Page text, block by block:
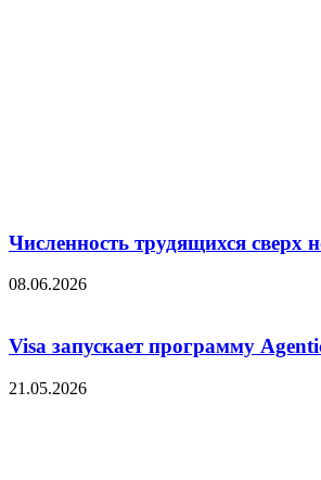
Численность трудящихся сверх
08.06.2026
Visa запускает программу
21.05.2026